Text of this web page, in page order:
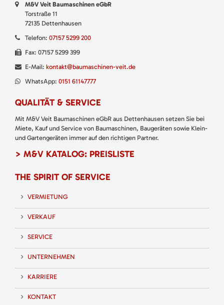
M&V Veit Baumaschinen eGbR
Torstraße 11
72135 Dettenhausen
Telefon: 07157 5299 200
Fax: 07157 5299 399
E-Mail: kontakt@baumaschinen-veit.de
WhatsApp: 0151 61147777
QUALITÄT & SERVICE
Mit M&V Veit Baumaschinen eGbR aus Dettenhausen setzen Sie bei
Miete, Kauf und Service von Baumaschinen, Baugeräten sowie Klein-
und Gartengeräten immer auf den richtigen Partner.
> M&V KATALOG: PREISLISTE
THE SPIRIT OF SERVICE
VERMIETUNG
VERKAUF
SERVICE
UNTERNEHMEN
KARRIERE
KONTAKT